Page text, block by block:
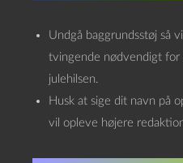
Undgå baggrundsstøj så
tvingende nødvendigt for
julehilsen.
Husk at sige dit navn på
vil opleve højere